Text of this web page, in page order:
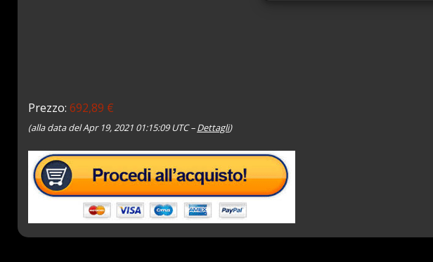
Prezzo:692,89 €
(alla data del Apr 19, 2021 01:15:09 UTC –Dettagli)